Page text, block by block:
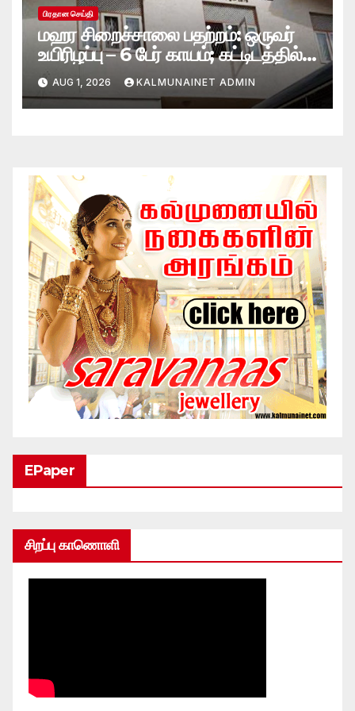
பிரதான செய்தி
மஹர சிறைச்சாலை பதற்றம்: ஒருவர்
உயிரிழப்பு – 6 பேர் காயம்; கட்டிடத்தில்
பாரிய தீ
AUG 1, 2026 KALMUNAINET ADMIN
EPaper
சிறப்பு காணொளி